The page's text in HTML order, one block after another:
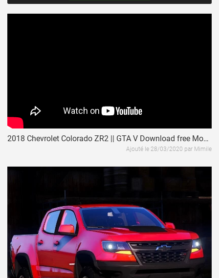
2018 Chevrolet Colorado ZR2 || GTA V Download free Modifications / Mod Review
Ajouté le 28/03/2020 par Mimile